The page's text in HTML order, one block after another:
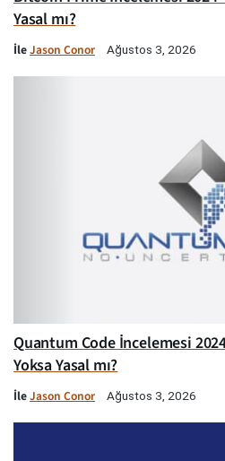
Yasal mı?
İleJason Conor Ağustos 3, 2026
Quantum Code İncelemesi 2024
Yoksa Yasal mı?
İleJason Conor Ağustos 3, 2026